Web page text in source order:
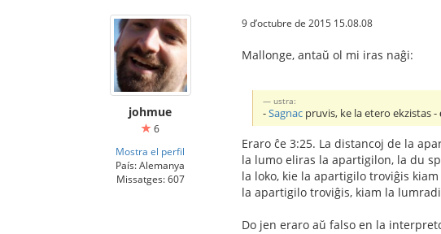
johmue
6
Mostra el perfil
País: Alemanya
Missatges: 607
9 d’octubre de 2015 15.08.08
Mallonge, antaŭ ol mi iras naĝi:
ustra:
-Sagnac pruvis, ke la etero ekzistas -
Eraro ĉe 3:25. La distancoj de la
la lumo eliras la apartigilon, la du
la loko, kie la apartigilo troviĝis
la apartigilo troviĝis, kiam la
Do jen eraro aŭ falso en la